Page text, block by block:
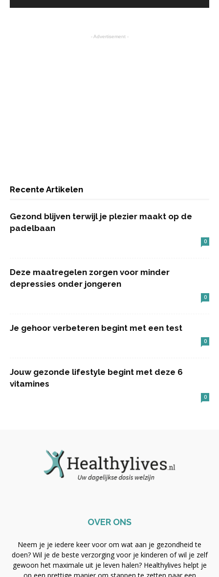
- Advertisement -
Recente Artikelen
Gezond blijven terwijl je plezier maakt op de
padelbaan
0
Deze maatregelen zorgen voor minder
depressies onder jongeren
0
Je gehoor verbeteren begint met een test
0
Jouw gezonde lifestyle begint met deze 6
vitamines
0
OVER ONS
Neem je je iedere keer voor om wat aan je gezondheid te
doen? Wil je de beste verzorging voor je kinderen of wil je zelf
gewoon het maximale uit je leven halen? Healthylives helpt je
op een prettige manier om stappen te zetten naar een